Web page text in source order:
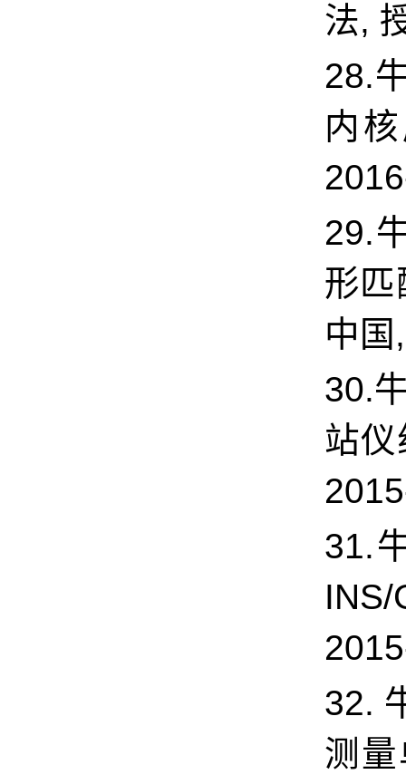
法,
28.
内
29.
形匹
中
30.
站
31.
32.
测